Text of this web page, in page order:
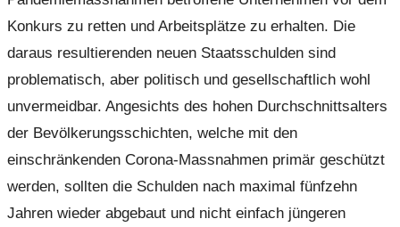
Konkurs zu retten und Arbeitsplätze zu erhalten. Die
daraus resultierenden neuen Staatsschulden sind
problematisch, aber politisch und gesellschaftlich wohl
unvermeidbar. Angesichts des hohen Durchschnittsalters
der Bevölkerungsschichten, welche mit den
einschränkenden Corona-Massnahmen primär geschützt
werden, sollten die Schulden nach maximal fünfzehn
Jahren wieder abgebaut und nicht einfach jüngeren